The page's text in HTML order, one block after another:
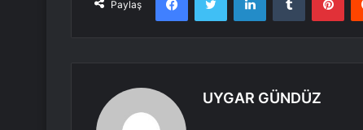
Paylaş
UYGAR GÜNDÜZ